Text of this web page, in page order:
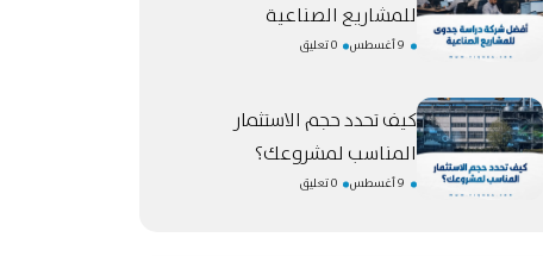
للمشاريع الصناعية
9 أغسطس 0 تعليق
كيف تحدد حجم الاستثمار
المناسب لمشروعك؟
9 أغسطس 0 تعليق